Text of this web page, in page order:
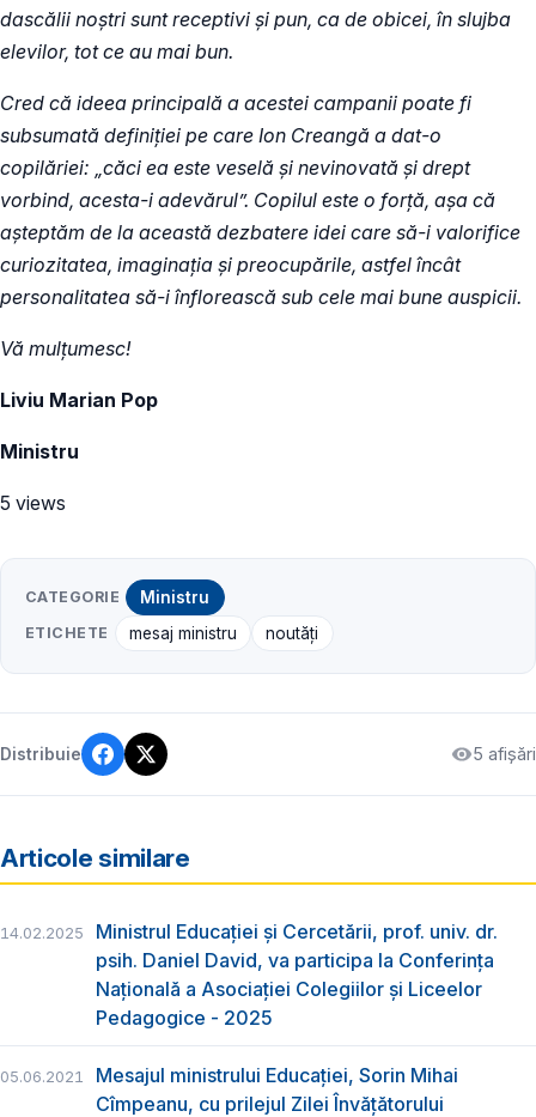
dascălii noștri sunt receptivi și pun, ca de obicei, în slujba
elevilor, tot ce au mai bun.
Cred că ideea principală a acestei campanii poate fi
subsumată definiției pe care Ion Creangă a dat-o
copilăriei: „căci ea este veselă şi nevinovată şi drept
vorbind, acesta-i adevărul”. Copilul este o forță, așa că
așteptăm de la această dezbatere idei care să-i valorifice
curiozitatea, imaginația și preocupările, astfel încât
personalitatea să-i înflorească sub cele mai bune auspicii.
Vă mulțumesc!
Liviu Marian Pop
Ministru
5 views
CATEGORIE Ministru
ETICHETE mesaj ministru noutăți
Distribuie 5 afișări
Articole similare
14.02.2025
Ministrul Educației și Cercetării, prof. univ. dr.
psih. Daniel David, va participa la Conferința
Națională a Asociației Colegiilor și Liceelor
Pedagogice - 2025
05.06.2021
Mesajul ministrului Educației, Sorin Mihai
Cîmpeanu, cu prilejul Zilei Învățătorului